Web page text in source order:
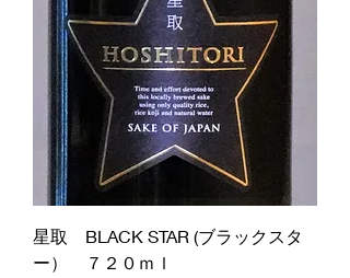
星取 BLACK STAR (ブラックスタ
ー） ７２０ｍｌ